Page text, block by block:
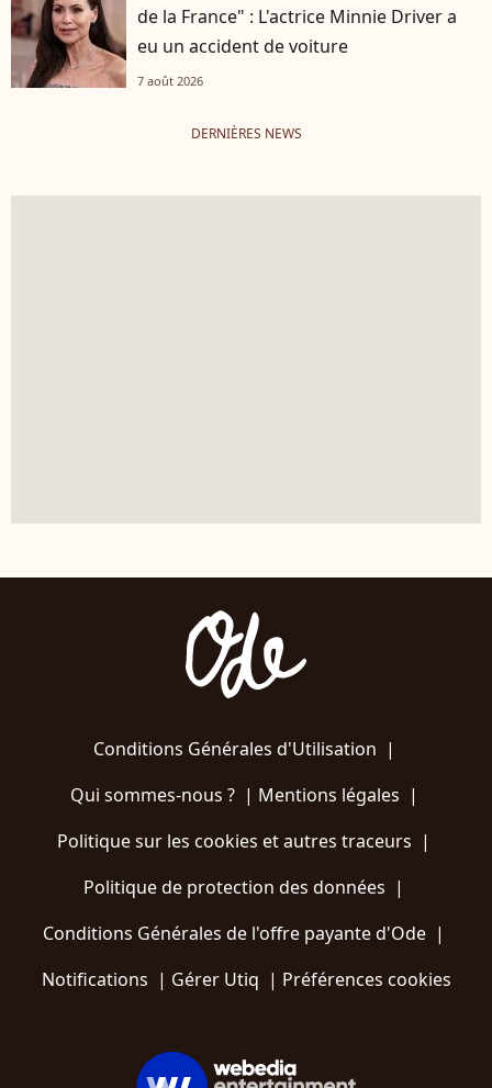
de la France" : L'actrice Minnie Driver a
eu un accident de voiture
7 août 2026
DERNIÈRES NEWS
Conditions Générales d'Utilisation |
Qui sommes-nous ?| Mentions légales |
Politique sur les cookies et autres traceurs |
Politique de protection des données |
Conditions Générales de l'offre payante d'Ode |
Notifications | Gérer Utiq | Préférences cookies